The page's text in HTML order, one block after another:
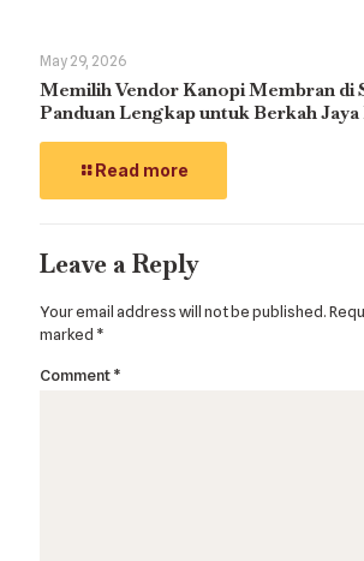
May 29, 2026
Memilih Vendor Kanopi Membran di
Panduan Lengkap untuk Berkah
Read more
Leave a Reply
Your email address will not be published.
marked *
Comment*